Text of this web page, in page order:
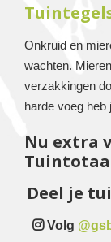
Onkruid en
wachten.
verzakkingen
harde voeg heb
Nu extra
Deel je
Volg